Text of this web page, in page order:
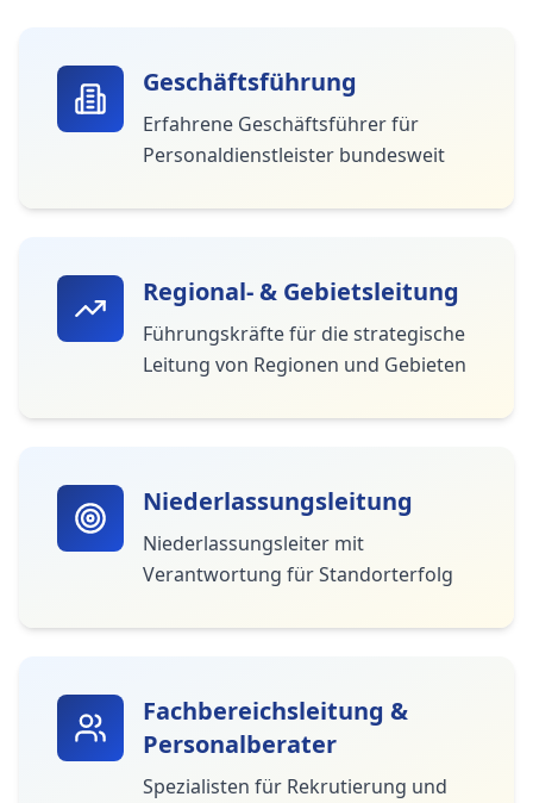
Geschäftsführung
Erfahrene Geschäftsführer für
Personaldienstleister bundesweit
Regional- & Gebietsleitung
Führungskräfte für die strategische
Leitung von Regionen und Gebieten
Niederlassungsleitung
Niederlassungsleiter mit
Verantwortung für Standorterfolg
Fachbereichsleitung &
Personalberater
Spezialisten für Rekrutierung und